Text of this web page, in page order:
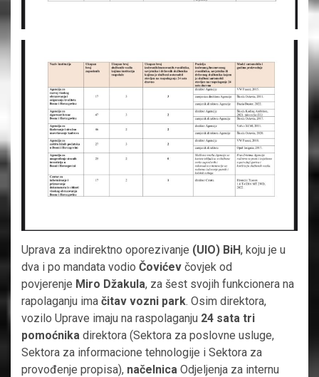
Uprava za indirektno oporezivanje (UIO) BiH, koju je u
dva i po mandata vodio Čovićev čovjek od
povjerenje Miro Džakula, za šest svojih funkcionera na
rapolaganju ima čitav vozni park. Osim direktora,
vozilo Uprave imaju na raspolaganju 24 sata tri
pomoćnika direktora (Sektora za poslovne usluge,
Sektora za informacione tehnologije i Sektora za
provođenje propisa), načelnica Odjeljenja za internu